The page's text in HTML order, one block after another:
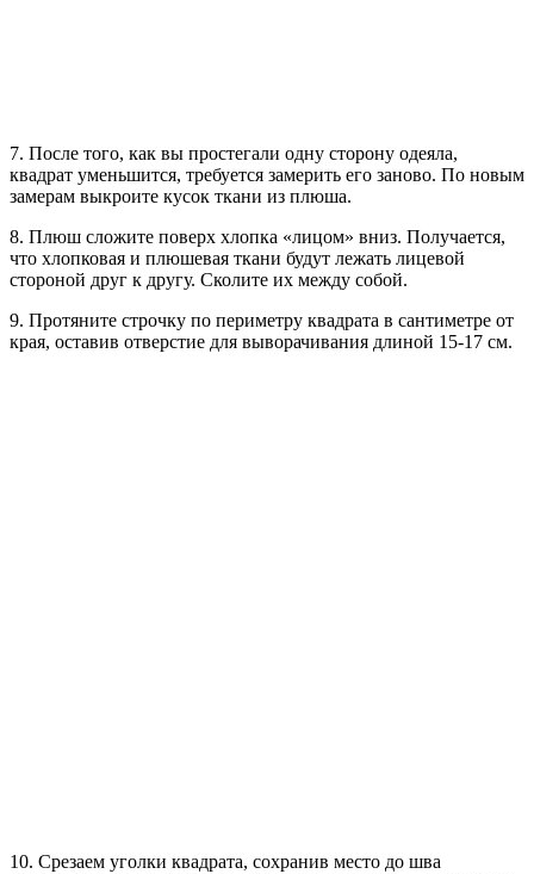
7. После того, как вы простегали одну сторону одеяла,
квадрат уменьшится, требуется замерить его заново. По новым
замерам выкроите кусок ткани из плюша.
8. Плюш сложите поверх хлопка «лицом» вниз. Получается,
что хлопковая и плюшевая ткани будут лежать лицевой
стороной друг к другу. Сколите их между собой.
9. Протяните строчку по периметру квадрата в сантиметре от
края, оставив отверстие для выворачивания длиной 15-17 см.
10. Срезаем уголки квадрата, сохранив место до шва